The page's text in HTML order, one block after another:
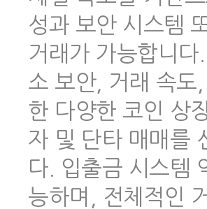
성과 보안 시스템
거래가 가능합니
소 보안, 거래 속도
한 다양한 코인 상
자 및 단타 매매를
다. 입출금 시스템
능하며, 전체적인